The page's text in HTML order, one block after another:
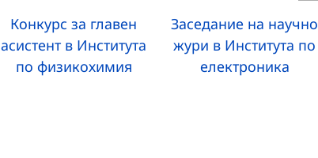
Конкурс за главен
асистент в Института
по физикохимия
Заседание на научно
жури в Института по
електроника